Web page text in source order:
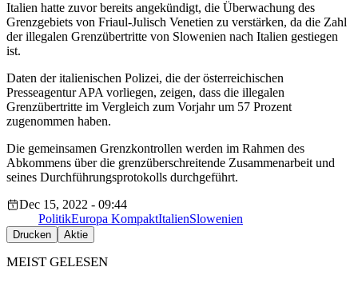
Italien hatte zuvor bereits angekündigt, die Überwachung des
Grenzgebiets von Friaul-Julisch Venetien zu verstärken, da die Zahl
der illegalen Grenzübertritte von Slowenien nach Italien gestiegen
ist.
Daten der italienischen Polizei, die der österreichischen
Presseagentur APA vorliegen, zeigen, dass die illegalen
Grenzübertritte im Vergleich zum Vorjahr um 57 Prozent
zugenommen haben.
Die gemeinsamen Grenzkontrollen werden im Rahmen des
Abkommens über die grenzüberschreitende Zusammenarbeit und
seines Durchführungsprotokolls durchgeführt.
Dec 15, 2022 - 09:44
PolitikEuropa KompaktItalienSlowenien
Drucken Aktie
MEIST GELESEN